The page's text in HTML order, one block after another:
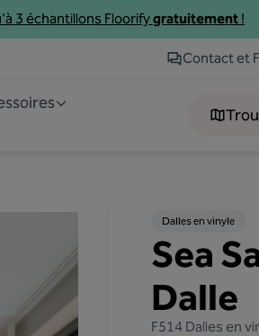
3 échantillons Floorifygratuitement !
Contact et
Dalles en vinyle
Sea
Dalle
F514 Dalles en